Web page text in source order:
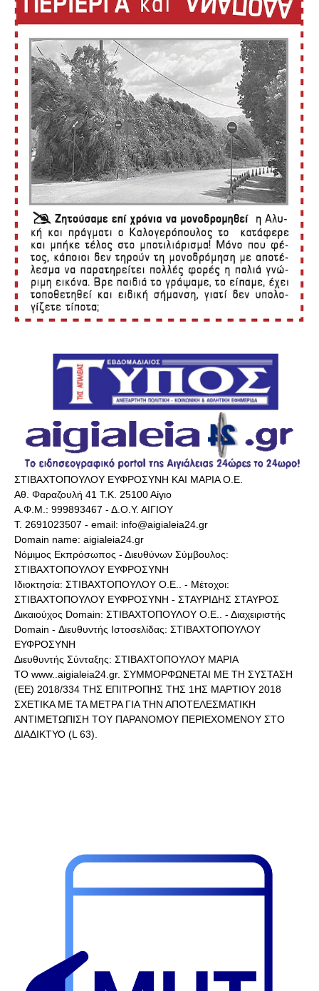
ΣΤΙΒΑΧΤΟΠΟΥΛΟΥ ΕΥΦΡΟΣΥΝΗ ΚΑΙ ΜΑΡΙΑ Ο.Ε.
Αθ. Φαραζουλή 41 Τ.Κ. 25100 Αίγιο
Α.Φ.Μ.: 999893467 - Δ.Ο.Υ. ΑΙΓΙΟΥ
Τ. 2691023507 - email: info@aigialeia24.gr
Domain name: aigialeia24.gr
Νόμιμος Εκπρόσωπος - Διευθύνων Σύμβουλος:
ΣΤΙΒΑΧΤΟΠΟΥΛΟΥ ΕΥΦΡΟΣΥΝΗ
Ιδιοκτησία: ΣΤΙΒΑΧΤΟΠΟΥΛΟΥ Ο.Ε.. - Μέτοχοι:
ΣΤΙΒΑΧΤΟΠΟΥΛΟΥ ΕΥΦΡΟΣΥΝΗ - ΣΤΑΥΡΙΔΗΣ ΣΤΑΥΡΟΣ
Δικαιούχος Domain: ΣΤΙΒΑΧΤΟΠΟΥΛΟΥ Ο.Ε.. - Διαχειριστής
Domain - Διευθυντής Ιστοσελίδας: ΣΤΙΒΑΧΤΟΠΟΥΛΟΥ
ΕΥΦΡΟΣΥΝΗ
Διευθυντής Σύνταξης: ΣΤΙΒΑΧΤΟΠΟΥΛΟΥ ΜΑΡΙΑ
ΤΟ www..aigialeia24.gr. ΣΥΜΜΟΡΦΩΝΕΤΑΙ ΜΕ ΤΗ ΣΥΣΤΑΣΗ
(ΕΕ) 2018/334 ΤΗΣ ΕΠΙΤΡΟΠΗΣ ΤΗΣ 1ΗΣ ΜΑΡΤΙΟΥ 2018
ΣΧΕΤΙΚΑ ΜΕ ΤΑ ΜΕΤΡΑ ΓΙΑ ΤΗΝ ΑΠΟΤΕΛΕΣΜΑΤΙΚΗ
ΑΝΤΙΜΕΤΩΠΙΣΗ ΤΟΥ ΠΑΡΑΝΟΜΟΥ ΠΕΡΙΕΧΟΜΕΝΟΥ ΣΤΟ
ΔΙΑΔΙΚΤΥΟ (L 63).